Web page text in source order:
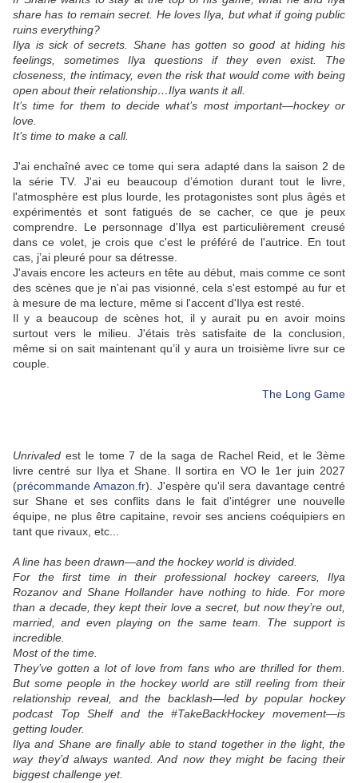
share has to remain secret. He loves Ilya, but what if going public
ruins everything?
Ilya is sick of secrets. Shane has gotten so good at hiding his
feelings, sometimes Ilya questions if they even exist. The
closeness, the intimacy, even the risk that would come with being
open about their relationship…Ilya wants it all.
It’s time for them to decide what’s most important—hockey or
love.
It’s time to make a call.
J'ai enchaîné avec ce tome qui sera adapté dans la saison 2 de
la série TV. J'ai eu beaucoup d’émotion durant tout le livre,
l'atmosphère est plus lourde, les protagonistes sont plus âgés et
expérimentés et sont fatigués de se cacher, ce que je peux
comprendre. Le personnage d'Ilya est particulièrement creusé
dans ce volet, je crois que c'est le préféré de l'autrice. En tout
cas, j’ai pleuré pour sa détresse.
J'avais encore les acteurs en tête au début, mais comme ce sont
des scènes que je n'ai pas visionné, cela s'est estompé au fur et
à mesure de ma lecture, même si l'accent d'Ilya est resté.
Il y a beaucoup de scènes hot, il y aurait pu en avoir moins
surtout vers le milieu. J'étais très satisfaite de la conclusion,
même si on sait maintenant qu’il y aura un troisième livre sur ce
couple.
The Long Game
Unrivaled est le tome 7 de la saga de Rachel Reid, et le 3ème
livre centré sur Ilya et Shane. Il sortira en VO le 1er juin 2027
(précommande Amazon.fr). J'espère qu'il sera davantage centré
sur Shane et ses conflits dans le fait d'intégrer une nouvelle
équipe, ne plus être capitaine, revoir ses anciens coéquipiers en
tant que rivaux, etc...
A line has been drawn—and the hockey world is divided.
For the first time in their professional hockey careers, Ilya
Rozanov and Shane Hollander have nothing to hide. For more
than a decade, they kept their love a secret, but now they’re out,
married, and even playing on the same team. The support is
incredible.
Most of the time.
They’ve gotten a lot of love from fans who are thrilled for them.
But some people in the hockey world are still reeling from their
relationship reveal, and the backlash—led by popular hockey
podcast Top Shelf and the #TakeBackHockey movement—is
getting louder.
Ilya and Shane are finally able to stand together in the light, the
way they’d always wanted. And now they might be facing their
biggest challenge yet.